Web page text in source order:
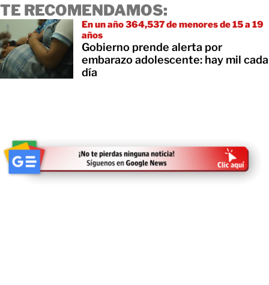
TE RECOMENDAMOS:
En un año 364,537 de menores de 15 a 19
años
Gobierno prende alerta por
embarazo adolescente: hay mil cada
día